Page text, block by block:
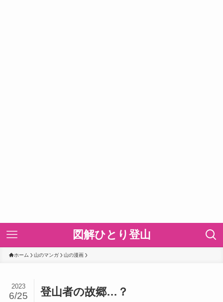
図解ひとり登山
ホーム 山のマンガ 山の漫画
登山者の故郷…？
2023
6/25